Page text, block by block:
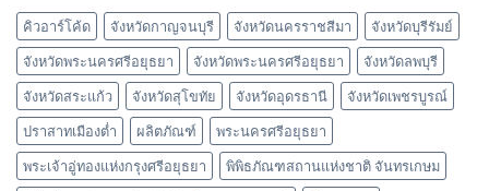
เจดีย์
หลวง
คิวอาร์โค้ด จังหวัดกาญจนบุรี จังหวัดนครราชสีมา
จังหวัดบุรีรัมย์
จังหวัดพระนครศรีอยุธยา
จังหวัดพระนครศรีอยุธยา
จังหวัดลพบุรี
จังหวัดสระแก้ว
จังหวัดสุโขทัย จังหวัดอุดรธานี
จังหวัดเพชรบูรณ์
ปราสาทเมืองต่ำ
ผลิตภัณฑ์
พระนครศรีอยุธยา
พระเจ้าอู่ทองแห่งกรุงศรีอยุธยา
พิพิธภัณฑสถานแห่งชาติ จันทรเกษม